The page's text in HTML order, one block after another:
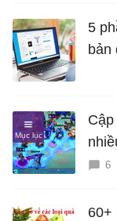
5
bản
6
60+